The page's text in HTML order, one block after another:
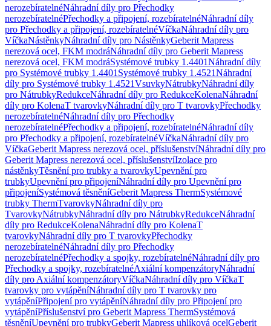
nerozebíratelnéNáhradní díly pro Přechodky
nerozebíratelnéPřechodky a připojení, rozebíratelnéNáhradní díly
pro Přechodky a připojení, rozebíratelnéVíčkaNáhradní díly pro
VíčkaNástěnkyNáhradní díly pro NástěnkyGeberit Mapress
nerezová ocel, FKM modráNáhradní díly pro Geberit Mapress
nerezová ocel, FKM modráSystémové trubky 1.4401Náhradní díly
pro Systémové trubky 1.4401 Systémové trubky 1.4521Náhradní
díly pro Systémové trubky 1.4521VsuvkyNátrubkyNáhradní díly
pro NátrubkyRedukceNáhradní díly pro RedukceKolenaNáhradní
díly pro KolenaT tvarovkyNáhradní díly pro T tvarovkyPřechodky
nerozebíratelnéNáhradní díly pro Přechodky
nerozebíratelnéPřechodky a připojení, rozebíratelnéNáhradní díly
pro Přechodky a připojení, rozebíratelnéVíčkaNáhradní díly pro
VíčkaGeberit Mapress nerezová ocel, příslušenstvíNáhradní díly pro
Geberit Mapress nerezová ocel, příslušenstvíIzolace pro
nástěnkyTěsnění pro trubky a tvarovkyUpevnění pro
trubkyUpevnění pro připojeníNáhradní díly pro Upevnění pro
připojeníSystémová těsněníGeberit Mapress ThermSystémové
trubky ThermTvarovkyNáhradní díly pro
TvarovkyNátrubkyNáhradní díly pro NátrubkyRedukceNáhradní
díly pro RedukceKolenaNáhradní díly pro KolenaT
tvarovkyNáhradní díly pro T tvarovkyPřechodky
nerozebíratelnéNáhradní díly pro Přechodky
nerozebíratelnéPřechodky a spojky, rozebíratelnéNáhradní díly pro
Přechodky a spojky, rozebíratelnéAxiální kompenzátoryNáhradní
díly pro Axiální kompenzátoryVíčkaNáhradní díly pro VíčkaT
tvarovky pro vytápěníNáhradní díly pro T tvarovky pro
vytápěníPřipojení pro vytápěníNáhradní díly pro Připojení pro
vytápěníPříslušenství pro Geberit Mapress ThermSystémová
těsněníUpevnění pro trubkyGeberit Mapress uhlíková ocelGeberit